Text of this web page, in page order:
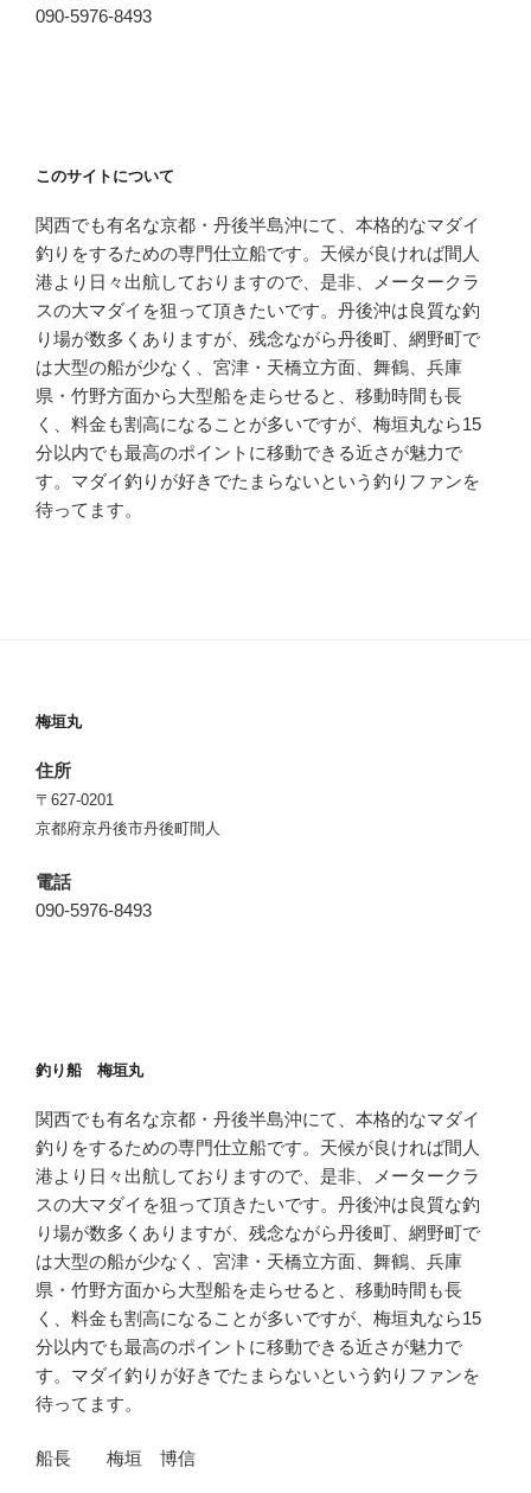
090-5976-8493
このサイトについて
関西でも有名な京都・丹後半島沖にて、本格的なマダイ
釣りをするための専門仕立船です。天候が良ければ間人
港より日々出航しておりますので、是非、メータークラ
スの大マダイを狙って頂きたいです。丹後沖は良質な釣
り場が数多くありますが、残念ながら丹後町、網野町で
は大型の船が少なく、宮津・天橋立方面、舞鶴、兵庫
県・竹野方面から大型船を走らせると、移動時間も長
く、料金も割高になることが多いですが、梅垣丸なら15
分以内でも最高のポイントに移動できる近さが魅力で
す。マダイ釣りが好きでたまらないという釣りファンを
待ってます。
梅垣丸
住所
〒627-0201
京都府京丹後市丹後町間人
電話
090-5976-8493
釣り船 梅垣丸
関西でも有名な京都・丹後半島沖にて、本格的なマダイ
釣りをするための専門仕立船です。天候が良ければ間人
港より日々出航しておりますので、是非、メータークラ
スの大マダイを狙って頂きたいです。丹後沖は良質な釣
り場が数多くありますが、残念ながら丹後町、網野町で
は大型の船が少なく、宮津・天橋立方面、舞鶴、兵庫
県・竹野方面から大型船を走らせると、移動時間も長
く、料金も割高になることが多いですが、梅垣丸なら15
分以内でも最高のポイントに移動できる近さが魅力で
す。マダイ釣りが好きでたまらないという釣りファンを
待ってます。
船長 梅垣 博信